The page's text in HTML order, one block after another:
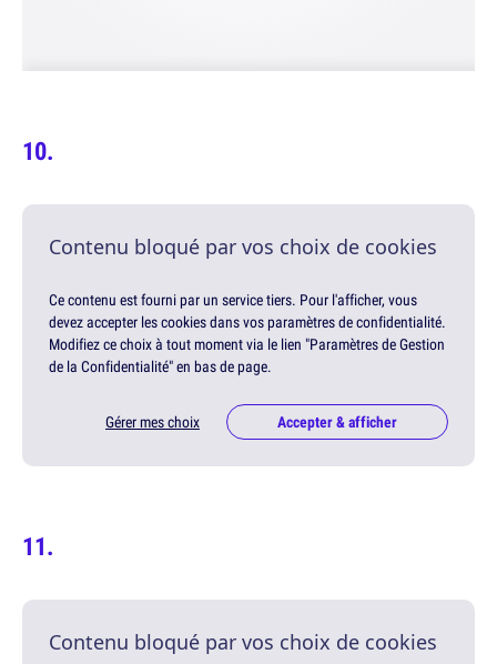
Contenu bloqué par vos choix de cookies
Ce contenu est fourni par un service tiers. Pour l'afficher, vous
devez accepter les cookies dans vos paramètres de confidentialité.
Modifiez ce choix à tout moment via le lien "Paramètres de Gestion
de la Confidentialité" en bas de page.
Gérer mes choix Accepter & afficher
Contenu bloqué par vos choix de cookies